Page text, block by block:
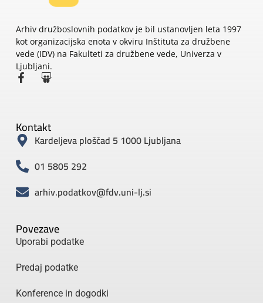
Arhiv družboslovnih podatkov je bil ustanovljen leta 1997
kot organizacijska enota v okviru Inštituta za družbene
vede (IDV) na Fakulteti za družbene vede, Univerza v
Ljubljani.
Povezave
Uporabi podatke
Predaj podatke
Konference in dogodki
Kontakt
Kardeljeva ploščad 5 1000 Ljubljana
01 5805 292
arhiv.podatkov@fdv.uni-lj.si